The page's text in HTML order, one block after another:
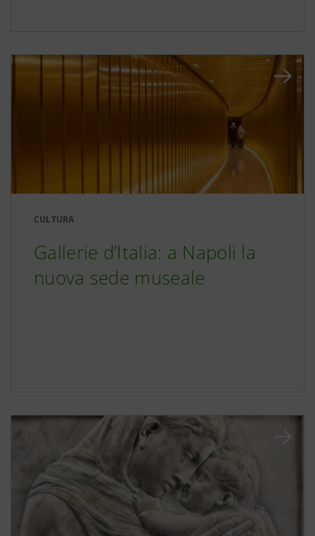
CULTURA
Gallerie d’Italia: a Napoli la
nuova sede museale